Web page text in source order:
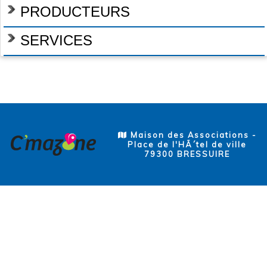
PRODUCTEURS
SERVICES
Maison des Associations -
Place de l'HÃ´tel de ville
79300 BRESSUIRE